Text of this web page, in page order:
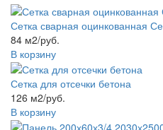
Сетка сварная оцинкованная
84 м2/руб.
В корзину
Сетка для отсечки бетона
126 м2/руб.
В корзину